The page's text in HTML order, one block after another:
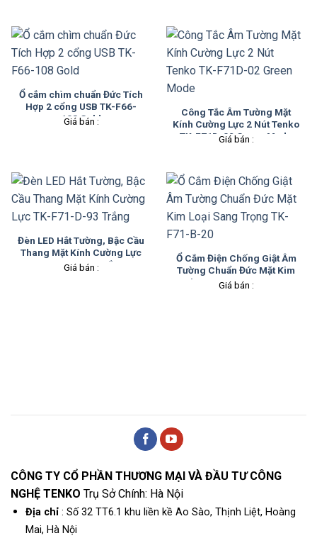
Ổ cắm chìm chuẩn Đức Tích
Hợp 2 cổng USB TK-F66-
108 Gold
Giá bán :
Công Tắc Âm Tường Mặt
Kính Cường Lực 2 Nút Tenko
TK-F71D-02 Green Mode
Giá bán :
Đèn LED Hắt Tường, Bậc Cầu
Thang Mặt Kính Cường Lực
TK-F71-D-93 Trắng
Giá bán :
Ổ Cắm Điện Chống Giật Âm
Tường Chuẩn Đức Mặt Kim
Loại Sang Trọng TK-F71-B-
Giá bán :
CÔNG TY CỔ PHẦN THƯƠNG MẠI VÀ ĐẦU TƯ CÔNG
NGHỆ TENKO Trụ Sở Chính: Hà Nội
Địa chỉ: Số 32 TT6.1 khu liền kề Ao Sào, Thịnh Liệt, Hoàng
Mai, Hà Nội